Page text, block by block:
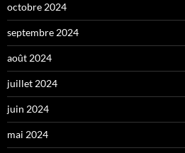
octobre 2024
septembre 2024
août 2024
juillet 2024
juin 2024
mai 2024